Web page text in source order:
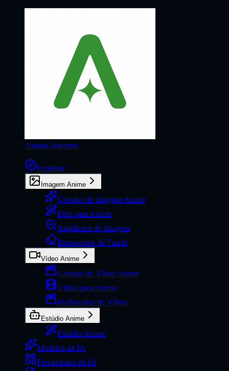
AnimeGenerator
Explorar
Imagem Anime
Gerador de Imagem Anime
Foto para Anime
Ampliador de Imagem
Removedor de Fundo
Vídeo Anime
Gerador de Vídeo Anime
Vídeo para Anime
Melhorador de Vídeo
Estúdio Anime
Estúdio Anime
Modelos de IA
Ferramentas de IA